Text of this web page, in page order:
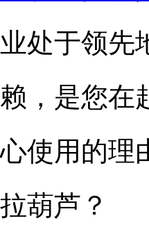
业处于领先
赖，是您在
心使用的理
拉葫芦？